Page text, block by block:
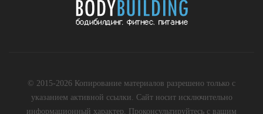
© 2015-2026 Копирование материалов разрешено только с
указанием активной ссылки. Сайт носит исключительно
информационный характер. Проконсультируйтесь с вашим